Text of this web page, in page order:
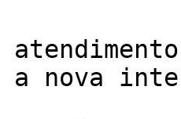
a nova